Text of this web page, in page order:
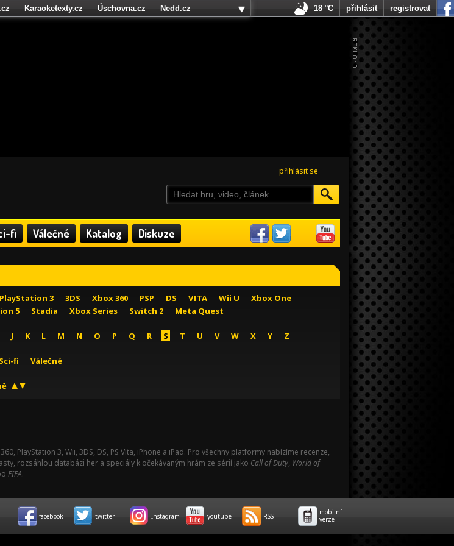
přihlásit se
fi Válečné Katalog Diskuze
PlayStation 3 3DS Xbox 360 PSP DS VITA Wii U
Xbox One
5 Stadia Xbox Series Switch 2 Meta Quest
J K L M N O P Q R S T U V W X Y Z
Sci-fi Válečné
PlayStation 3, Wii, 3DS, DS, PS Vita, iPhone a iPad. Pro všechny platformy nabízíme recenze,
rozsáhlou databázi her a speciály k očekávaným hrám ze sérií jako Call of Duty, World of
FIFA.
Karaoketexty.cz Úschovna.cz
Nedd.cz
18 °C přihlásit registrovat
facebook twitter Instagram youtube RSS
mobilní
verze